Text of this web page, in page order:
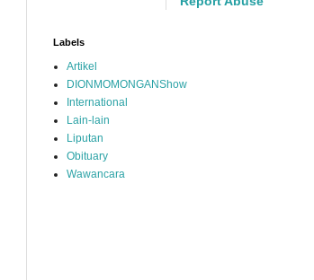
Labels
Artikel
DIONMOMONGANShow
International
Lain-lain
Liputan
Obituary
Wawancara